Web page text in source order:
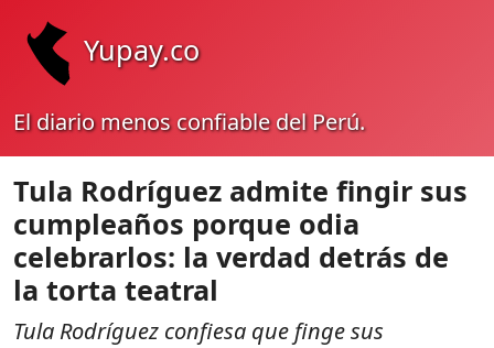
Yupay.co
El diario menos confiable del Perú.
Tula Rodríguez admite fingir sus
cumpleaños porque odia
celebrarlos: la verdad detrás de
la torta teatral
Tula Rodríguez confiesa que finge sus